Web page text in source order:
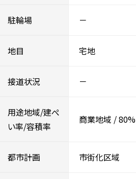
駐輪場 －
地目 宅地
接道状況 －
用途地域/建ぺ
い率/容積率
商業地域 /80%
都市計画 市街化区域